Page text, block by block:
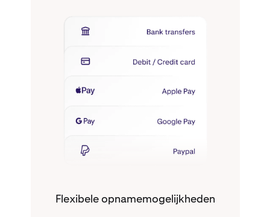
Flexibele opnamemogelijkheden